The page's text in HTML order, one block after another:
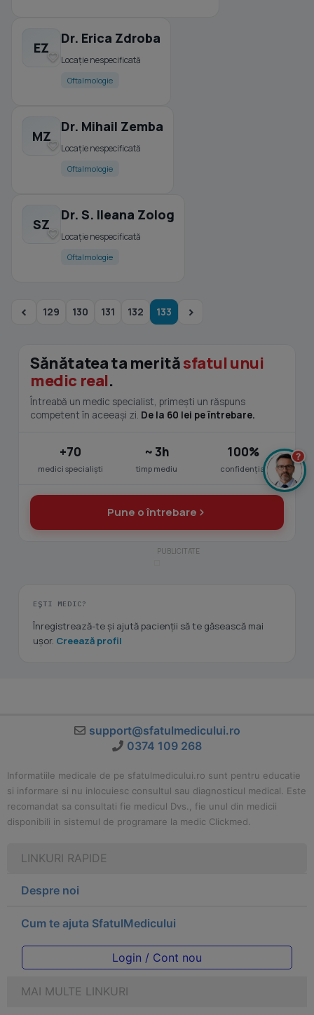
EZ
Dr. Erica Zdroba
Locație nespecificată
Oftalmologie
MZ
Dr. Mihail Zemba
Locație nespecificată
Oftalmologie
SZ
Dr. S. Ileana Zolog
Locație nespecificată
Oftalmologie
129 130 131 132 133
Sănătatea ta merităsfatul unui
medic real.
Întreabă un medic specialist, primești un răspuns
competent în aceeași zi. De la 60 lei pe întrebare.
+70
medici specialiști
~ 3h
timp mediu
100%
confidențial
Pune o întrebare
EȘTI MEDIC?
Înregistrează-te și ajută pacienții să te găsească mai
ușor. Creează profil
support@sfatulmedicului.ro
0374 109 268
Informatiile medicale de pe sfatulmedicului.ro sunt pentru educatie
si informare si nu inlocuiesc consultul sau diagnosticul medical. Este
recomandat sa consultati fie medicul Dvs., fie unul din medicii
disponibili in sistemul de programare la medic Clickmed.
LINKURI RAPIDE
Despre noi
Cum te ajuta SfatulMedicului
Login / Cont nou
MAI MULTE LINKURI
?